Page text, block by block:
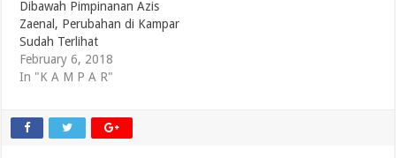
Dibawah Pimpinanan Azis
Zaenal, Perubahan di Kampar
Sudah Terlihat
February 6, 2018
In "K A M P A R"